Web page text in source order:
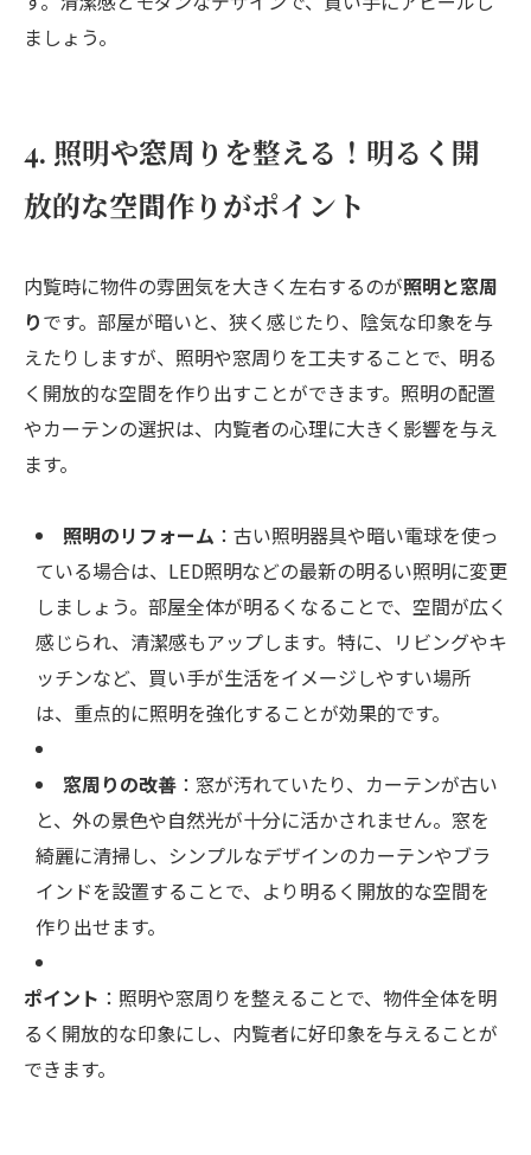
ましょう。
4. 照明や窓周りを整える！明るく開
放的な空間作りがポイント
内覧時に物件の雰囲気を大きく左右するのが照明と窓周
りです。部屋が暗いと、狭く感じたり、陰気な印象を与
えたりしますが、照明や窓周りを工夫することで、明る
く開放的な空間を作り出すことができます。照明の配置
やカーテンの選択は、内覧者の心理に大きく影響を与え
ます。
照明のリフォーム ：古い照明器具や暗い電球を使っ
ている場合は、LED照明などの最新の明るい照明に変更
しましょう。部屋全体が明るくなることで、空間が広く
感じられ、清潔感もアップします。特に、リビングやキ
ッチンなど、買い手が生活をイメージしやすい場所
は、重点的に照明を強化することが効果的です。
窓周りの改善：窓が汚れていたり、カーテンが古い
と、外の景色や自然光が十分に活かされません。窓を
綺麗に清掃し、シンプルなデザインのカーテンやブラ
インドを設置することで、より明るく開放的な空間を
作り出せます。
ポイント ：照明や窓周りを整えることで、物件全体を明
るく開放的な印象にし、内覧者に好印象を与えることが
できます。